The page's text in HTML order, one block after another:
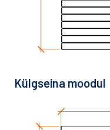
Külgseina moodul